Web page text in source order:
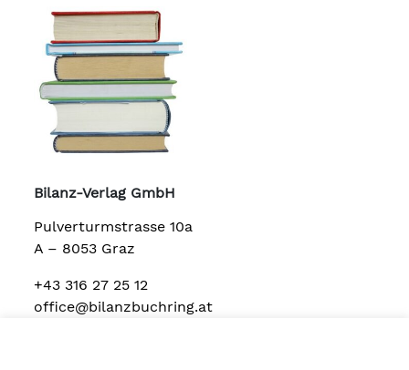
Bilanz-Verlag GmbH
Pulverturmstrasse 10a
A – 8053 Graz
+43 316 27 25 12
office@bilanzbuchring.at